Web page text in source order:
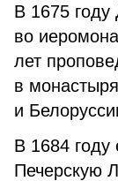
В 1675
во
лет
в
и
В 1684 году
Печерскую